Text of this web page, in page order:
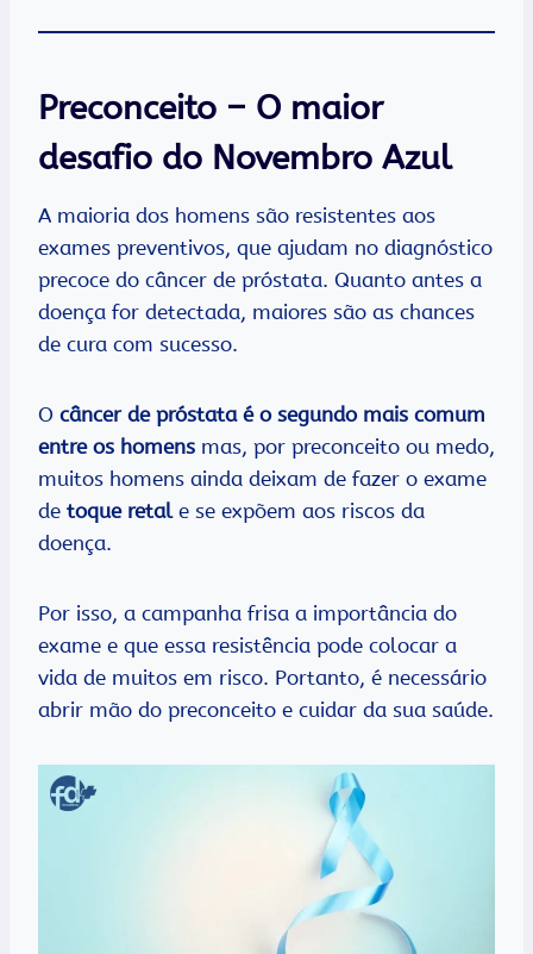
Preconceito – O maior
desafio do Novembro Azul
A maioria dos homens são resistentes aos
exames preventivos, que ajudam no diagnóstico
precoce do câncer de próstata. Quanto antes a
doença for detectada, maiores são as chances
de cura com sucesso.
O câncer de próstata é o segundo mais comum
entre os homens mas, por preconceito ou medo,
muitos homens ainda deixam de fazer o exame
de toque retale se expõem aos riscos da
doença.
Por isso, a campanha frisa a importância do
exame e que essa resistência pode colocar a
vida de muitos em risco. Portanto, é necessário
abrir mão do preconceito e cuidar da sua saúde.